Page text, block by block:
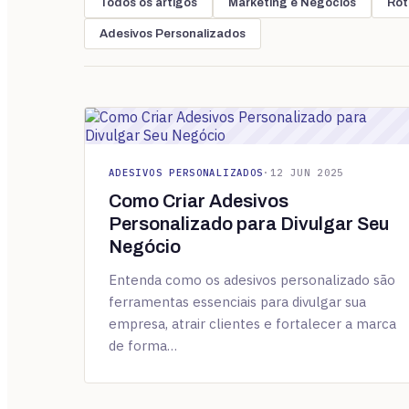
Todos os artigos Marketing e Negócios
Adesivos Personalizados
ADESIVOS PERSONALIZADOS · 12 JUN 2025
Como Criar Adesivos
Personalizado para Divulgar Seu
Negócio
Entenda como os adesivos personalizado são
ferramentas essenciais para divulgar sua
empresa, atrair clientes e fortalecer a marca
de forma…